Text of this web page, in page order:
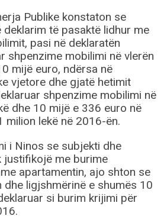
Publike konstaton se
deklarim të pasaktë lidhur me
pasi në deklaratën
shpenzime mobilimi në vlerën
mijë euro, ndërsa në
vjetore dhe gjatë hetimit
shpenzime mobilimi në
dhe 10 mijë e 336 euro në
milion lekë në 2016-ën.
i Ninos se subjekti dhe
justifikojë me burime
apartamentin, ajo shton se
ligjshmërinë e shumës 10
si burim krijimi për